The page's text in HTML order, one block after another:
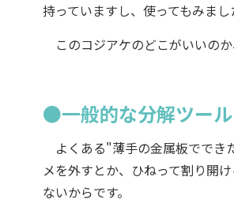
持っていますし、使ってもみま
このコジアケのどこがいいのか
●一般的な分解ツー
よくある"薄手の金属板ででき
メを外すとか、ひねって割り開
ないからです。